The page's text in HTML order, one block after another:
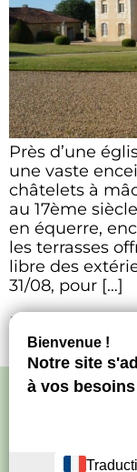
Près d’une
une vaste
châtelets à
au 17ème
en équerre,
les terrasses
libre des
31/08, pour […]
Le